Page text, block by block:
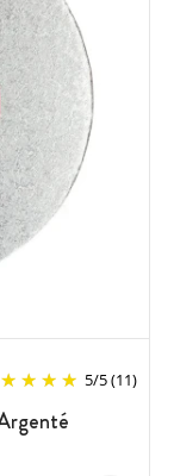
5/5(11)